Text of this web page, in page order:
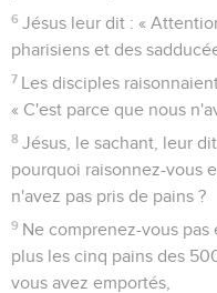
6 Jésus leur dit : «
pharisiens et des
7 Les disciples
« C'est parce que nous
8 Jésus, le sachant, leur
pourquoi raisonnez-vous
n'avez pas pris de pains ?
9 Ne comprenez-vous
plus les cinq pains des
vous avez emportés,